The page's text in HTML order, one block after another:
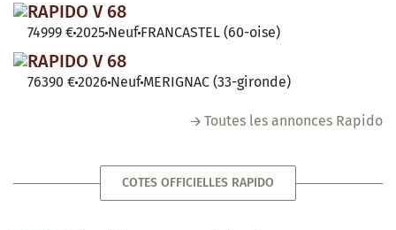
RAPIDO V 68
74999 €2025 Neuf FRANCASTEL (60-oise)
RAPIDO V 68
76390 €2026 Neuf MERIGNAC (33-gironde)
Toutes les annonces Rapido
COTES OFFICIELLES RAPIDO